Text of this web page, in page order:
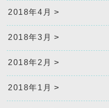
2018年4月
2018年3月
2018年2月
2018年1月